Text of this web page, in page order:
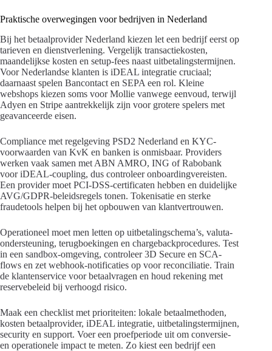
Praktische overwegingen voor bedrijven in Nederland
Bij het betaalprovider Nederland kiezen let een bedrijf eerst op
tarieven en dienstverlening. Vergelijk transactiekosten,
maandelijkse kosten en setup-fees naast uitbetalingstermijnen.
Voor Nederlandse klanten is iDEAL integratie cruciaal;
daarnaast spelen Bancontact en SEPA een rol. Kleine
webshops kiezen soms voor Mollie vanwege eenvoud, terwijl
Adyen en Stripe aantrekkelijk zijn voor grotere spelers met
geavanceerde eisen.
Compliance met regelgeving PSD2 Nederland en KYC-
voorwaarden van KvK en banken is onmisbaar. Providers
werken vaak samen met ABN AMRO, ING of Rabobank
voor iDEAL-coupling, dus controleer onboardingvereisten.
Een provider moet PCI-DSS-certificaten hebben en duidelijke
AVG/GDPR-beleidsregels tonen. Tokenisatie en sterke
fraudetools helpen bij het opbouwen van klantvertrouwen.
Operationeel moet men letten op uitbetalingschema’s, valuta-
ondersteuning, terugboekingen en chargebackprocedures. Test
in een sandbox-omgeving, controleer 3D Secure en SCA-
flows en zet webhook-notificaties op voor reconciliatie. Train
de klantenservice voor betaalvragen en houd rekening met
reservebeleid bij verhoogd risico.
Maak een checklist met prioriteiten: lokale betaalmethoden,
kosten betaalprovider, iDEAL integratie, uitbetalingstermijnen,
security en support. Voer een proefperiode uit om conversie-
en operationele impact te meten. Zo kiest een bedrijf een